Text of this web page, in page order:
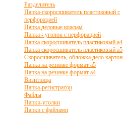
Разделитель
Папка-скоросшиватель пластиковый с
перфорацией
Папка деловые кожзам
Папка - уголок с перфорацией
Папка скоросшиватель пластиковый а4
Папка скоросшиватель пластиковый а5
Скоросшиватель, обложка дело картон
Папка на резинке формат а5
Папка на резинке формат а4
Визитница
Папка-регистратор
Файлы
Папки-уголки
Папки с файлами